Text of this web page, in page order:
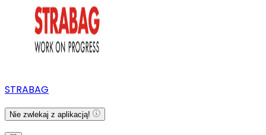
STRABAG
Nie zwlekaj z aplikacją!